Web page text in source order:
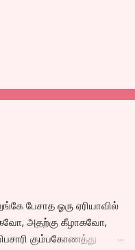
பேசாத ஓரு ஏரியாவில்
அதற்கு கீழாகவோ,
கும்பகோணத்து